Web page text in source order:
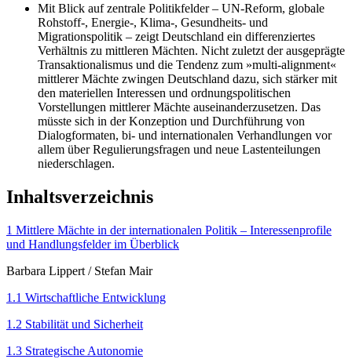
Mit Blick auf zentrale Politikfelder – UN-Reform, globale
Rohstoff-, Ener­gie-, Klima-, Gesundheits- und
Migrationspolitik – zeigt Deutschland ein differenziertes
Verhältnis zu mittleren Mächten. Nicht zuletzt der aus­geprägte
Transaktionalismus und die Tendenz zum »multi-alignment«
mittlerer Mächte zwingen Deutschland dazu, sich stärker mit
den mate­riellen Interessen und ordnungspolitischen
Vorstellungen mittlerer Mächte auseinanderzusetzen. Das
müsste sich in der Konzeption und Durch­führung von
Dialogformaten, bi- und internationalen Verhandlungen vor
allem über Regulierungsfragen und neue Lastenteilungen
niederschlagen.
Inhaltsverzeichnis
1 Mittlere Mächte in der internationalen Politik – Interessenprofile
und Handlungs­felder im Überblick
Barbara Lippert / Stefan Mair
1.1 Wirtschaftliche Entwicklung
1.2 Stabilität und Sicherheit
1.3 Strategische Autonomie